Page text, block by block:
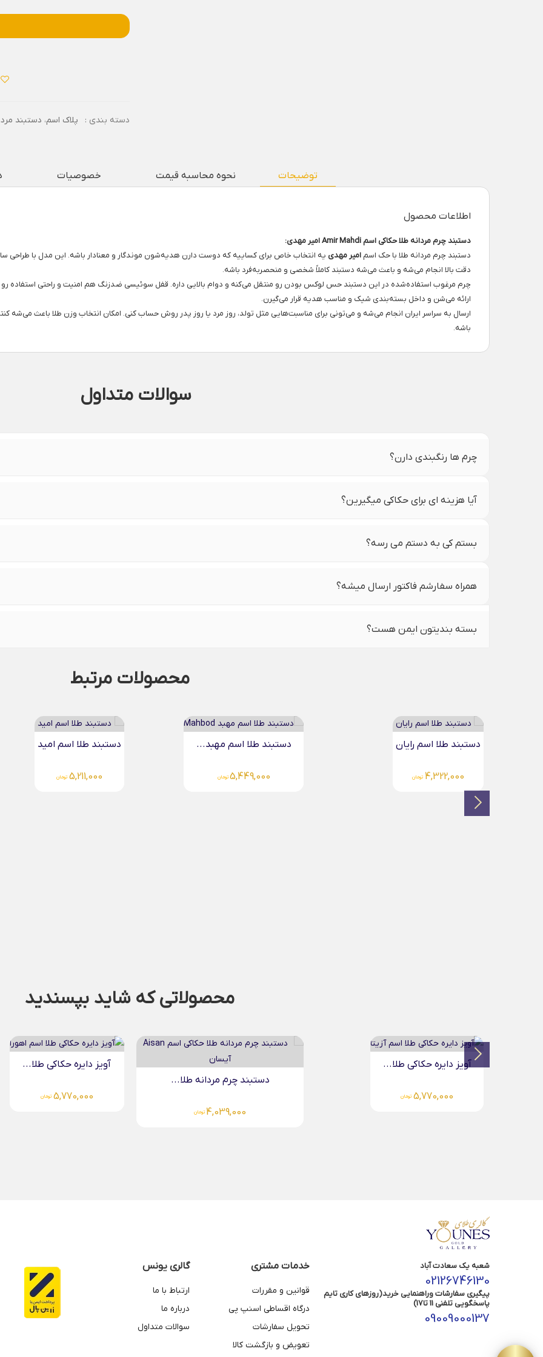
دسته بندی : پلاک اسم، دستبند
توضیحات نحوه محاسبه قیمت خصوصیات
اطلاعات محصول
دستبند چرم مردانه طلا حکاکی اسم Amir Mahdi امیر مهدی:
دستبند چرم مردانه طلا با حک اسم امیر مهدی یه انتخاب خاص برای کساییه که دوست دارن هدیه‌شون موندگار و معنادار باشه. این مدل با طراحی
دقت بالا انجام می‌شه و باعث می‌شه دستبند کاملاً شخصی و منحصر‌به‌فرد باشه.
چرم مرغوب استفاده‌شده در این دستبند حس لوکس بودن رو منتقل می‌کنه و دوام بالایی داره. قفل سوئیسی ضدزنگ هم امنیت و راحتی استفاده
ارائه می‌شن و داخل بسته‌بندی شیک و مناسب هدیه قرار می‌گیرن.
ارسال به سراسر ایران انجام می‌شه و می‌تونی برای مناسبت‌هایی مثل تولد، روز مرد یا روز پدر روش حساب کنی. امکان انتخاب وزن طلا باعث می‌شه
باشه.
سوالات متداول
چرم ها رنگبندی دارن؟
آیا هزینه ای برای حکاکی میگیرین؟
بستم کی به دستم می رسه؟
همراه سفارشم فاکتور ارسال میشه؟
بسته بندیتون ایمن هست؟
محصولات مرتبط
دستبند طلا اسم مهبد...
5,449,000
دستبند طلا اسم امید
5,211,000 تومان
دستبند طلا اسم حامد...
5,211,000
محصولاتی که شاید بپسندید
آویز دایره حکاکی طلا...
شعبه یک سعادت آباد
02126746130
پیگیری سفارشات وراهنمایی خرید(روزهای کاری تایم
پاسخگویی تلفنی 11 تا17)
09009000137
خدمات مشتری
قوانین و مقررات
درگاه اقساطی اسنپ پی
تحویل سفارشات
تعویض و بازگشت کالا
گالری یونس
ارتباط با ما
درباره ما
سوالات متداول